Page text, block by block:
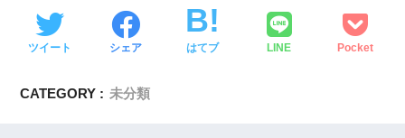
ツイート シェア はてブ LINE Pocket
CATEGORY : 未分類